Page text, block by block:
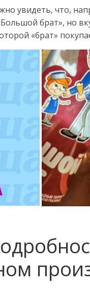
увидеть, что,
брат», но
«брат»